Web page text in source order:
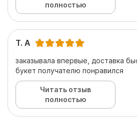
полностью
Т. А
заказывала впервые, доставка
букет получателю понравился
Читать отзыв
полностью